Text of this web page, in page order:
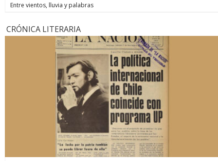
Entre vientos, lluvia y palabras
CRÓNICA LITERARIA